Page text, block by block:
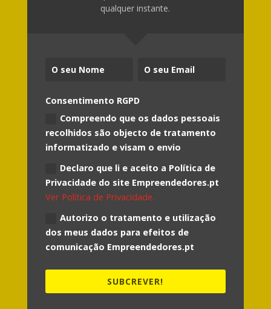
qualquer instante.
Consentimento RGPD
Compreendo que os dados pessoais
recolhidos são objecto de tratamento
informatizado e visam o envio
Declaro que li e aceito a Política de
Privacidade do site Empreendedores.pt
Ver Política de Privacidade.
Autorizo o tratamento e utilização
dos meus dados para efeitos de
comunicação Empreendedores.pt
SUBCREVER!